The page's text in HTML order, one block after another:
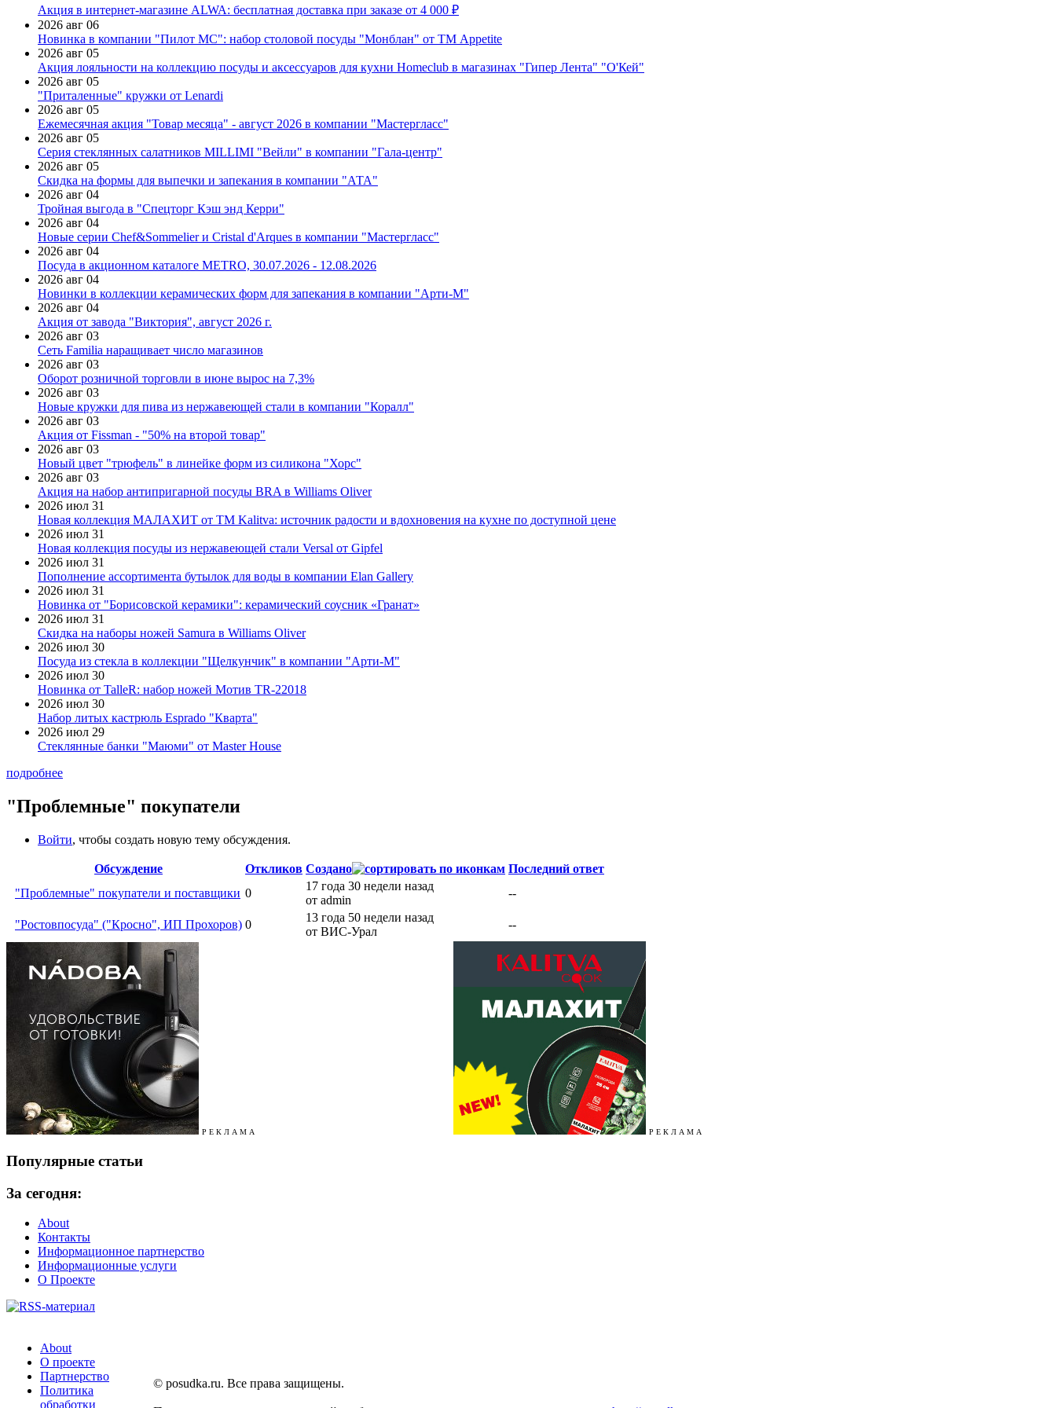
Акция в интернет-магазине ALWA: бесплатная доставка при заказе от 4 000 ₽
2026 авг 06
Новинка в компании "Пилот МС": набор столовой посуды "Монблан" от ТМ Appetite
2026 авг 05
Акция лояльности на коллекцию посуды и аксессуаров для кухни Homeclub в магазинах "Гипер Лента" "О'Кей"
2026 авг 05
"Приталенные" кружки от Lenardi
2026 авг 05
Ежемесячная акция "Товар месяца" - август 2026 в компании "Мастергласс"
2026 авг 05
Серия стеклянных салатников MILLIMI "Вейли" в компании "Гала-центр"
2026 авг 05
Скидка на формы для выпечки и запекания в компании "АТА"
2026 авг 04
Тройная выгода в "Спецторг Кэш энд Керри"
2026 авг 04
Новые серии Chef&Sommelier и Cristal d'Arques в компании "Мастергласс"
2026 авг 04
Посуда в акционном каталоге METRO, 30.07.2026 - 12.08.2026
2026 авг 04
Новинки в коллекции керамических форм для запекания в компании "Арти-М"
2026 авг 04
Акция от завода "Виктория", август 2026 г.
2026 авг 03
Сеть Familia наращивает число магазинов
2026 авг 03
Оборот розничной торговли в июне вырос на 7,3%
2026 авг 03
Новые кружки для пива из нержавеющей стали в компании "Коралл"
2026 авг 03
Акция от Fissman - "50% на второй товар"
2026 авг 03
Новый цвет "трюфель" в линейке форм из силикона "Хорс"
2026 авг 03
Акция на набор антипригарной посуды BRA в Williams Oliver
2026 июл 31
Новая коллекция МАЛАХИТ от ТМ Kalitva: источник радости и вдохновения на кухне по доступной цене
2026 июл 31
Новая коллекция посуды из нержавеющей стали Versal от Gipfel
2026 июл 31
Пополнение ассортимента бутылок для воды в компании Elan Gallery
2026 июл 31
Новинка от "Борисовской керамики": керамический соусник «Гранат»
2026 июл 31
Скидка на наборы ножей Samura в Williams Oliver
2026 июл 30
Посуда из стекла в коллекции "Щелкунчик" в компании "Арти-М"
2026 июл 30
Новинка от TalleR: набор ножей Мотив TR-22018
2026 июл 30
Набор литых кастрюль Esprado "Кварта"
2026 июл 29
Стеклянные банки "Маюми" от Master House
подробнее
"Проблемные" покупатели
Войти, чтобы создать новую тему обсуждения.
Обсуждение Откликов Создано
Последний ответ
"Проблемные" покупатели и поставщики 0
17 года 30 недели назад
от admin
--
"Ростовпосуда" ("Кросно", ИП Прохоров) 0
13 года 50 недели назад
от ВИС-Урал
--
Р Е К Л А М А Р Е К Л А М А
Популярные статьи
За сегодня:
About
Контакты
Информационное партнерство
Информационные услуги
О Проекте
About
О проекте
Партнерство
Политика
обработки
© posudka.ru. Все права защищены.